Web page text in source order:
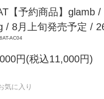
【予約商品】glamb
/ 8月上旬発売予定 /
AC04
円(税込11,000円)
気に入り